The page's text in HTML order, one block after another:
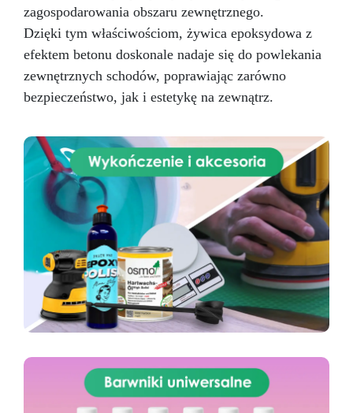
zagospodarowania obszaru zewnętrznego.
Dzięki tym właściwościom, żywica epoksydowa z
efektem betonu doskonale nadaje się do powlekania
zewnętrznych schodów, poprawiając zarówno
bezpieczeństwo, jak i estetykę na zewnątrz.